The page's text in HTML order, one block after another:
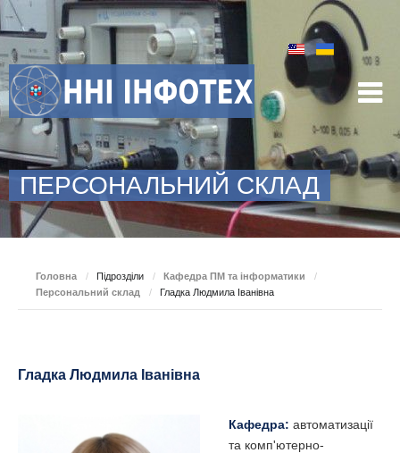
ПЕРСОНАЛЬНИЙ СКЛАД
Головна / Підрозділи / Кафедра ПМ та інформатики
/
Персональний склад
/ Гладка Людмила Іванівна
Гладка Людмила Іванівна
Кафедра: автоматизації
та комп'ютерно-